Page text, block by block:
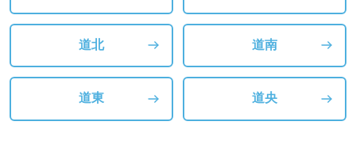
道北 道南
道東 道央